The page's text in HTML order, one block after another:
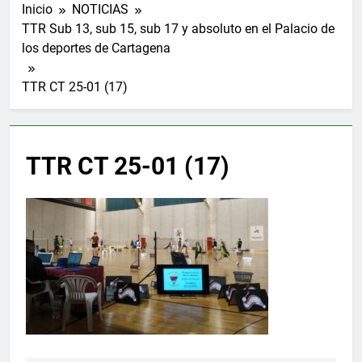
Inicio
NOTICIAS
TTR Sub 13, sub 15, sub 17 y absoluto en el Palacio de
los deportes de Cartagena
TTR CT 25-01 (17)
TTR CT 25-01 (17)